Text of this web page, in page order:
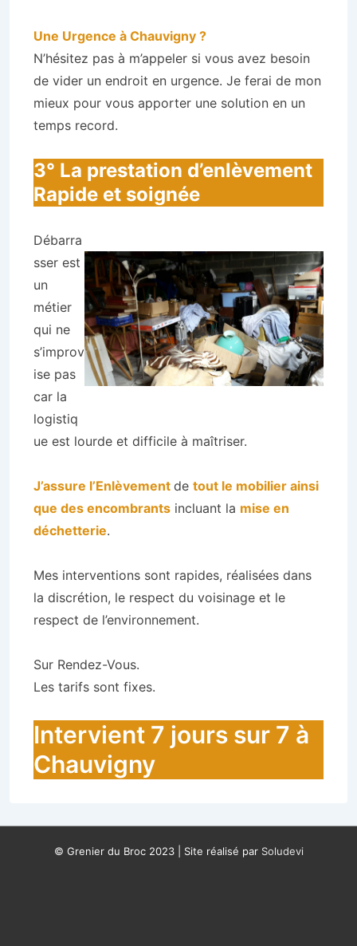
Une Urgence à Chauvigny ?
N’hésitez pas à m’appeler si vous avez besoin
de vider un endroit en urgence. Je ferai de mon
mieux pour vous apporter une solution en un
temps record.
3° La prestation d’enlèvement
Rapide et soignée
Débarra
sser est
un
métier
qui ne
s’improv
ise pas
car la
logistiq
ue est lourde et difficile à maîtriser.
J’assure l’Enlèvement de tout le mobilier ainsi
que des encombrants incluant la mise en
déchetterie.
Mes interventions sont rapides, réalisées dans
la discrétion, le respect du voisinage et le
respect de l’environnement.
Sur Rendez-Vous.
Les tarifs sont fixes.
Intervient 7 jours sur 7 à
Chauvigny
© Grenier du Broc 2023 | Site réalisé par Soludevi